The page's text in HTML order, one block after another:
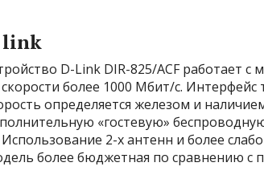
link
D-Link DIR-825/ACF работает
более 1000 Мбит/с.
определяется железом и
«гостевую»
2-х антенн и более
более бюджетная по сравнению с